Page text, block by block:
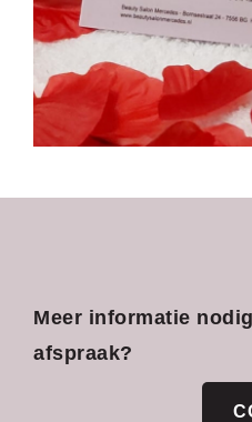
Meer informatie
afspraak?